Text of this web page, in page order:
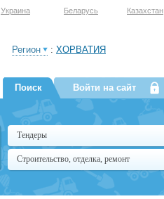
Украина Беларусь Казахстан
Регион : ХОРВАТИЯ
Поиск Войти на сайт
Тендеры
Строительство, отделка, ремонт